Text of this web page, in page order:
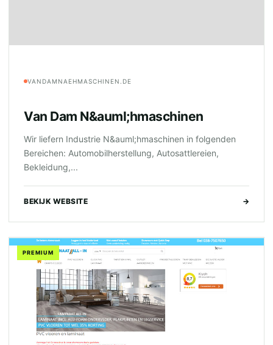
VANDAMNAEHMASCHINEN.DE
Van Dam N&auml;hmaschinen
Wir liefern Industrie N&auml;hmaschinen in folgenden
Bereichen: Automobilherstellung, Autosattlereien,
Bekleidung,...
BEKIJK WEBSITE →
PREMIUM